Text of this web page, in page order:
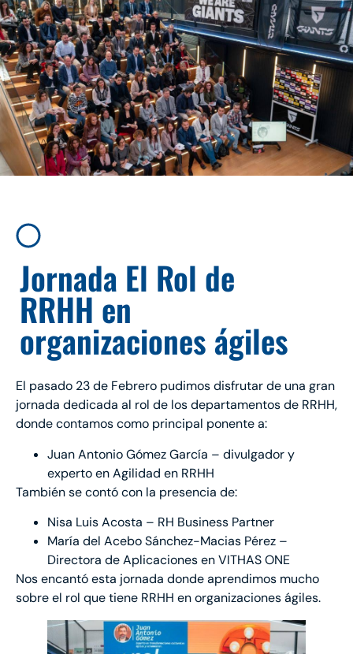
Jornada El Rol de
RRHH en
organizaciones ágiles
El pasado 23 de Febrero pudimos disfrutar de una gran
jornada dedicada al rol de los departamentos de RRHH,
donde contamos como principal ponente a:
Juan Antonio Gómez García – divulgador y
experto en Agilidad en RRHH
También se contó con la presencia de:
Nisa Luis Acosta – RH Business Partner
María del Acebo Sánchez-Macias Pérez –
Directora de Aplicaciones en VITHAS ONE
Nos encantó esta jornada donde aprendimos mucho
sobre el rol que tiene RRHH en organizaciones ágiles.